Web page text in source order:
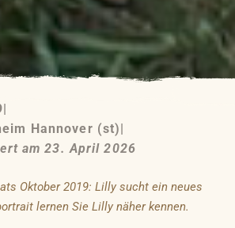
Hannover (st)
am 23. April 2026
Oktober 2019: Lilly sucht ein neues
lernen Sie Lilly näher kennen.